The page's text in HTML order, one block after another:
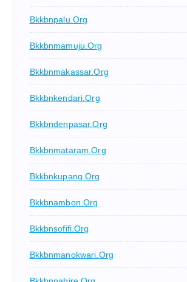
Bkkbnpalu.org
Bkkbnmamuju.org
Bkkbnmakassar.org
Bkkbnkendari.org
Bkkbndenpasar.org
Bkkbnmataram.org
Bkkbnkupang.org
Bkkbnambon.org
Bkkbnsofifi.org
Bkkbnmanokwari.org